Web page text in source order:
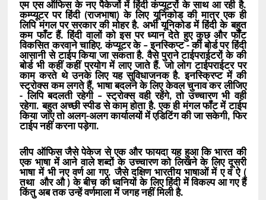
एम एस ऑफिस के नए पैकेजों में हिंदी कंप्यूटरों के साथ आ रही है.
कम्प्यूटर पर हिंदी (राजभाषा) के लिए यूनिकोड की मात्र एक ही
लिपि मंगल पर सरकार की मोहर है. अभी यूनिकोड में हिंदी के बहुत
कम फाँट हैं. हिंदी वालों को इस पर ध्यान देते हुए कुछ और फाँट
विकसित करवाने चाहिए. कंप्यूटर के – इनस्किप्ट - की बोर्ड पर हिंदी
आसानी से टाईप किया जा सकता है. वैसे पुराने टाईपराईटरों के की
बोर्ड भी कहीं कहीं प्रयोग में लाए जाते हैं. जो लोग टाईपराईटर पर
काम करते थे उनके लिए यह सुविधाजनक है. इनस्क्रिप्ट में की
स्ट्रोक्स कम लगते हैं, भाषा बदलने के लिए केवल चुनाव कर लीजिए
- लिपि बदलती रहेगी – स्ट्रोक्स वही रहेंगे, तो उच्चारण भी वही
रहेगा. बहुत अच्छी स्पीड से काम होता है. एक ही मंगल फॉंट में टाईप
किया जाए तो अलग-अलग कार्यालयों में एडिटिंग की जा सकेगी, फिर
टाईप नहीं करना पड़ेगा.
लीप ऑफिस जैसे पेकेज से एक और फायदा यह हुआ कि भारत की
एक भाषा में आने वाले शब्दों के उच्चारण को लिखने के लिए दूसरी
भाषा में भी नए वर्ण आ गए. जैसे दक्षिण भारतीय भाषाओं में ए व ऐ (
तथा और औ ) के बीच की ध्वनियों के लिए हिंदी में विकल्प आ गए हैं
किंतु अब तक उन्हें वर्णमाला में जगह नहीं मिली है.